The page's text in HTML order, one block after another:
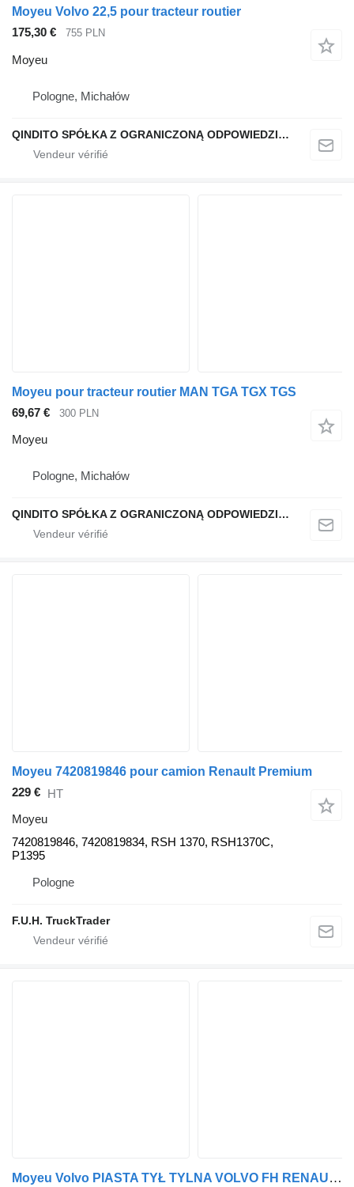
Moyeu Volvo 22,5 pour tracteur routier
175,30 €
755 PLN
Moyeu
Pologne, Michałów
QINDITO SPÓŁKA Z OGRANICZONĄ ODPOWIEDZIALNOŚCIĄ
Moyeu pour tracteur routier MAN TGA TGX TGS
69,67 €
300 PLN
Moyeu
Pologne, Michałów
QINDITO SPÓŁKA Z OGRANICZONĄ ODPOWIEDZIALNOŚCIĄ
Moyeu 7420819846 pour camion Renault Premium
229 € HT
Moyeu
7420819846, 7420819834, RSH 1370, RSH1370C,
P1395
Pologne
F.U.H. TruckTrader
Moyeu Volvo PIASTA TYŁ TYLNA VOLVO FH RENAULT GAMMA T inny pour tracteur routier